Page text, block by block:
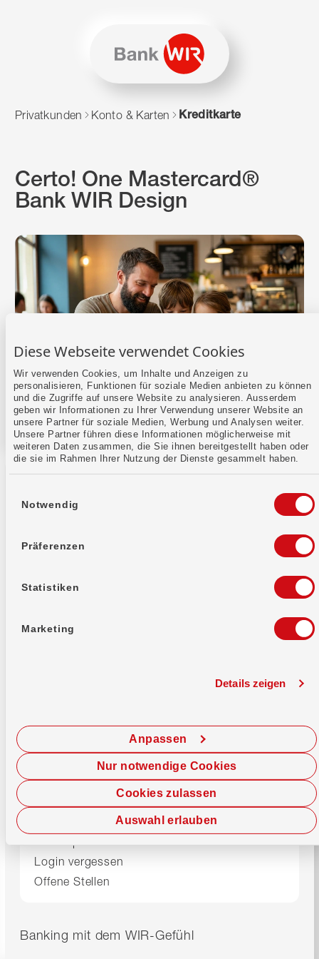
Diese Webseite verwendet Cookies
Wir verwenden Cookies, um Inhalte und Anzeigen zu
personalisieren, Funktionen für soziale Medien anbieten zu können
und die Zugriffe auf unsere Website zu analysieren. Ausserdem
geben wir Informationen zu Ihrer Verwendung unserer Website an
unsere Partner für soziale Medien, Werbung und Analysen weiter.
Unsere Partner führen diese Informationen möglicherweise mit
weiteren Daten zusammen, die Sie ihnen bereitgestellt haben oder
die sie im Rahmen Ihrer Nutzung der Dienste gesammelt haben.
Notwendig
Präferenzen
Statistiken
Marketing
Details zeigen
Cookies zulassen
Anpassen
Auswahl erlauben
Nur notwendige Cookies
Zum Navigieren dieser Seite wird JavaScript benötigt.
Privatkunden Konto & Karten Kreditkarte
Certo! One Mastercard®
Bank WIR Design
WIR Bank Genossenschaft
IID (Clearing Number)
Beratungszentrum
0800 947 947
Montag–Freitag
08.00–17.00 Uhr
E-Banking
0800 947 940
24/7 Debit Helpline
061 277 98 76
Login vergessen
Offene Stellen
Banking mit dem WIR-Gefühl